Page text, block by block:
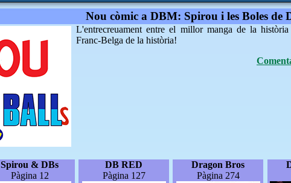
Nou còmic a DBM: Spirou i les Boles de
L'entrecreuament entre el millor manga de la
Franc-Belga de la història!
Spirou & DBs
Pàgina 12
DB RED
Pàgina 127
Dragon Bros
Pàgina 274